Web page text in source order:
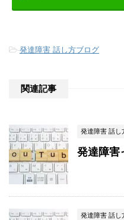
-発達障害 話し方ブログ
関連記事
発達障害 話し
発達障害
発達障害 話し